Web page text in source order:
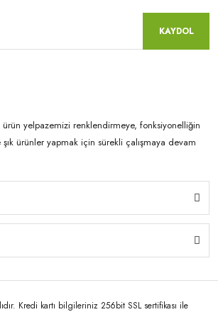
KAYDOL
ürün yelpazemizi renklendirmeye, fonksiyonelliğin
ürünler yapmak için sürekli çalışmaya devam
Kredi kartı bilgileriniz 256bit SSL sertifikası ile